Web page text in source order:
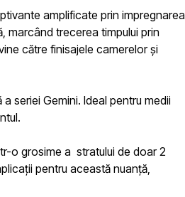
amplificate prin impregnarea
marcând trecerea timpului prin
către finisajele camerelor și
seriei Gemini. Ideal pentru medii
o grosime a stratului de doar 2
pentru această nuanță,